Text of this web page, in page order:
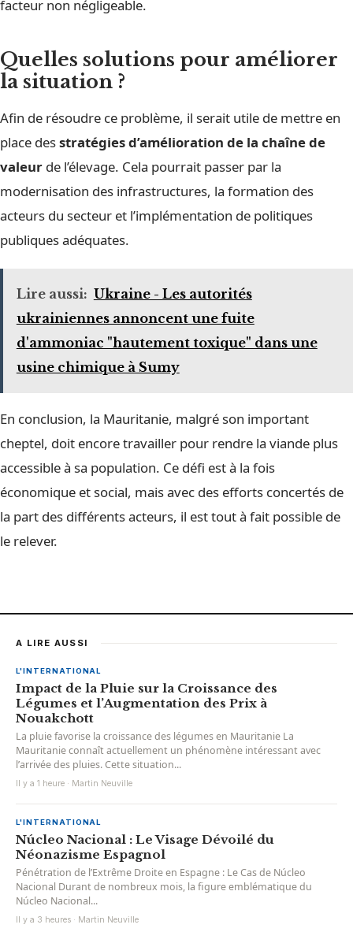
facteur non négligeable.
Quelles solutions pour améliorer
la situation ?
Afin de résoudre ce problème, il serait utile de mettre en
place desstratégies d’amélioration de la chaîne de
valeur de l’élevage. Cela pourrait passer par la
modernisation des infrastructures, la formation des
acteurs du secteur et l’implémentation de politiques
publiques adéquates.
Lire aussi: Ukraine - Les autorités
ukrainiennes annoncent une fuite
d'ammoniac "hautement toxique" dans une
usine chimique à Sumy
En conclusion, la Mauritanie, malgré son important
cheptel, doit encore travailler pour rendre la viande plus
accessible à sa population. Ce défi est à la fois
économique et social, mais avec des efforts concertés de
la part des différents acteurs, il est tout à fait possible de
le relever.
A LIRE AUSSI
L'INTERNATIONAL
Impact de la Pluie sur la Croissance des
Légumes et l’Augmentation des Prix à
Nouakchott
La pluie favorise la croissance des légumes en Mauritanie La
Mauritanie connaît actuellement un phénomène intéressant avec
l’arrivée des pluies. Cette situation...
Il y a 1 heure · Martin Neuville
L'INTERNATIONAL
Núcleo Nacional : Le Visage Dévoilé du
Néonazisme Espagnol
Pénétration de l’Extrême Droite en Espagne : Le Cas de Núcleo
Nacional Durant de nombreux mois, la figure emblématique du
Núcleo Nacional...
Il y a 3 heures · Martin Neuville